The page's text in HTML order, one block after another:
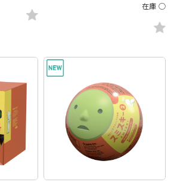
在庫 ○